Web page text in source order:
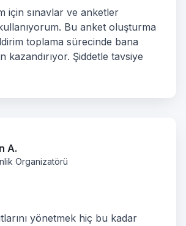
için sınavlar ve anketler
Bu anket oluşturma
toplama sürecinde bana
kazandırıyor. Şiddetle tavsiye
A.
Organizatörü
yönetmek hiç bu kadar